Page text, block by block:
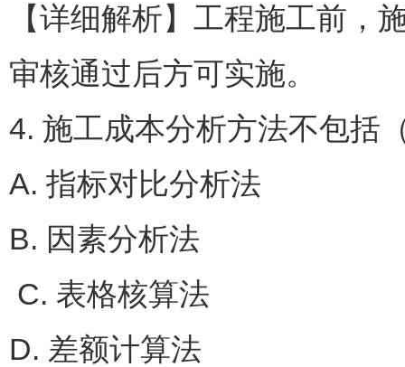
【详细解析】工程施工前，
审核通过后方可实施。
4. 施工成本分析方法不包括
A. 指标对比分析法
B. 因素分析法
C. 表格核算法
D. 差额计算法